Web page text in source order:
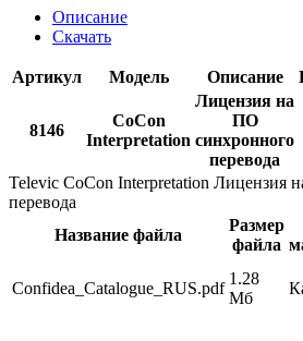
Описание
Скачать
Артикул Модель Описание
8146
CoCon
Interpretation
Лицензия на
ПО
синхронного
перевода
Televic CoCon Interpretation Лицензия
перевода
Название файла
Размер
файла
Confidea_Catalogue_RUS.pdf
1.28
Мб